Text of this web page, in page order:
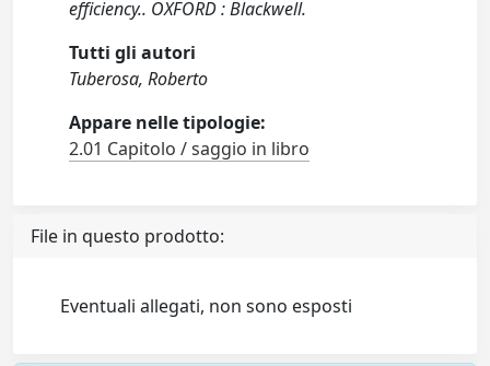
efficiency.. OXFORD : Blackwell.
Tutti gli autori
Tuberosa, Roberto
Appare nelle tipologie:
2.01 Capitolo / saggio in libro
File in questo prodotto:
Eventuali allegati, non sono esposti